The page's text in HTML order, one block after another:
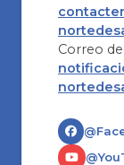
Correo